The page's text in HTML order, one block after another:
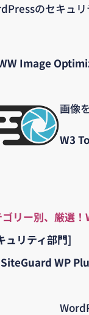
のセキュ
Image
画像
W3
ゴリー別、厳選
ュリティ部門]
WP